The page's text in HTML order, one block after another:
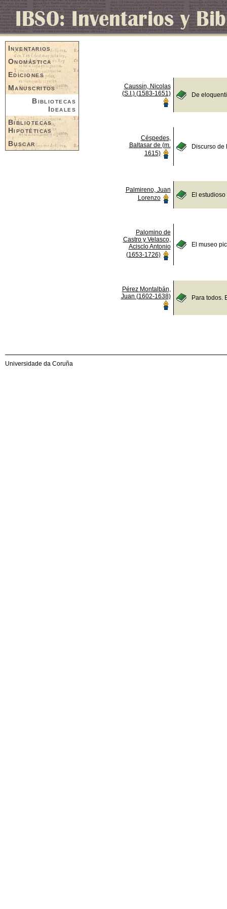
Inventarios
Onomástica
Ediciones
Manuscritos
Bibliotecas
Ideales
Bibliotecas
Hipotéticas
Buscar
Caussin, Nicolas
(S.I.) (1583-1651)
De
Céspedes,
Baltasar de (m.
1615)
Discurso de
Palmireno, Juan
Lorenzo
El
Palomino de
Castro y Velasco,
Acisclo Antonio
(1653-1726)
El museo
Pérez Montalbán,
Juan (1602-1638)
Para todos.
Universidade da Coruña